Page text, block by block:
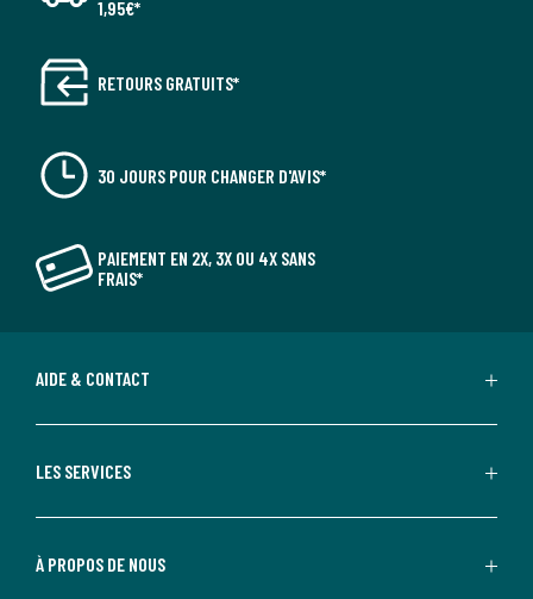
1,95€*
RETOURS GRATUITS*
30 JOURS POUR CHANGER D'AVIS*
PAIEMENT EN 2X, 3X OU 4X SANS
FRAIS*
AIDE & CONTACT
LES SERVICES
À PROPOS DE NOUS